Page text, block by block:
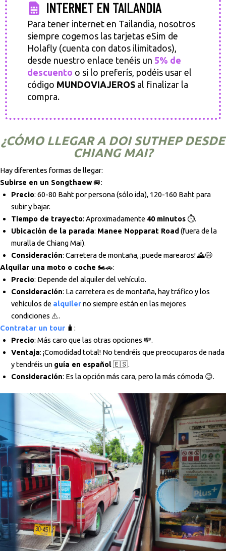
INTERNET EN TAILANDIA
Para tener internet en Tailandia, nosotros
siempre cogemos las tarjetas eSim de
Holafly (cuenta con datos ilimitados),
desde nuestro enlace tenéis un 5% de
descuento o si lo preferís, podéis usar el
código MUNDOVIAJEROS al finalizar la
compra.
¿CÓMO LLEGAR A DOI SUTHEP DESDE
CHIANG MAI?
Hay diferentes formas de llegar:
Subirse en un Songthaew🚐:
Precio: 60-80 Baht por persona (sólo ida), 120-160 Baht para
subir y bajar.
Tiempo de trayecto: Aproximadamente 40 minutos⏱️.
Ubicación de la parada: Manee Nopparat Road(fuera de la
muralla de Chiang Mai).
Consideración: Carretera de montaña, ¡puede marearos! 🌄😅
Alquilar una moto o coche 🏍️🚗:
Precio: Depende del alquiler del vehículo.
Consideración: La carretera es de montaña, hay tráfico y los
vehículos de alquilerno siempre están en las mejores
condiciones ⚠️.
Contratar un tour 🧳:
Precio: Más caro que las otras opciones 💸.
Ventaja: ¡Comodidad total! No tendréis que preocuparos de nada
y tendréis un guía en español🇪🇸.
Consideración: Es la opción más cara, pero la más cómoda 😊.